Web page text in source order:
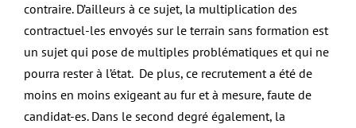
contraire. D’ailleurs à ce sujet, la multiplication des
contractuel-les envoyés sur le terrain sans formation est
un sujet qui pose de multiples problématiques et qui ne
pourra rester à l’état. De plus, ce recrutement a été de
moins en moins exigeant au fur et à mesure, faute de
candidat-es. Dans le second degré également, la